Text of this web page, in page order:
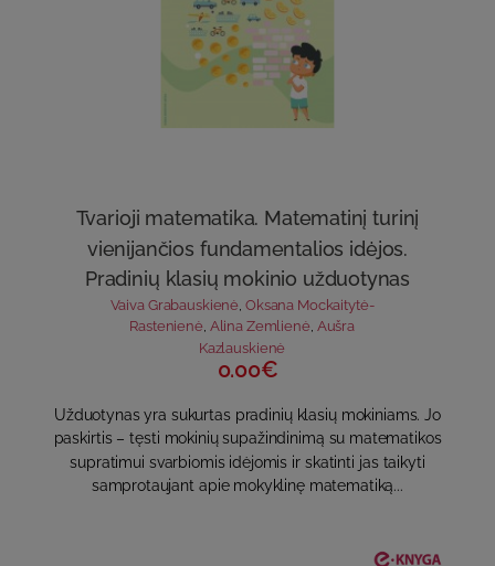
Tvarioji matematika. Matematinį turinį
vienijančios fundamentalios idėjos.
Pradinių klasių mokinio užduotynas
Vaiva Grabauskienė ,Oksana Mockaitytė-
Rastenienė, Alina Zemlienė, Aušra
Kazlauskienė
0.00€
Užduotynas yra sukurtas pradinių klasių mokiniams. Jo
paskirtis – tęsti mokinių supažindinimą su matematikos
supratimui svarbiomis idėjomis ir skatinti jas taikyti
samprotaujant apie mokyklinę matematiką...